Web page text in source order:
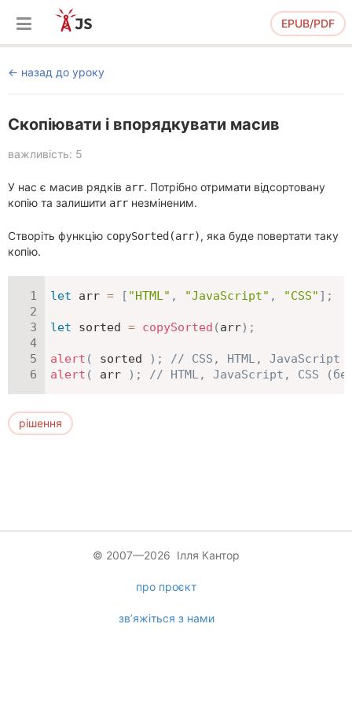
EPUB/PDF
назад до уроку
Скопіювати і впорядкувати масив
важливість: 5
У нас є масив рядків arr. Потрібно отримати відсортовану
копію та залишити arr незміненим.
Створіть функцію copySorted(arr), яка буде повертати таку
копію.
let arr = [ "HTML" , "JavaScript" , "CSS" ] ;
let sorted = copySorted (arr) ;
alert ( sorted ) ;
// CSS, HTML, JavaScript
alert ( arr ) ; // HTML, JavaScript, CSS
рішення
© 2007—2026 Ілля Кантор
про проєкт
зв’яжіться з нами